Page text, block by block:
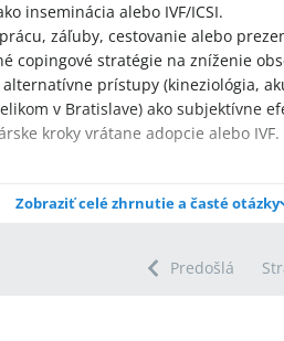
inseminácia alebo IVF/ICSI.
záľuby, cestovanie alebo
copingové stratégie na zníženie
prístupy (kineziológia,
v Bratislave) ako subjektívne
kroky vrátane adopcie alebo IVF.
nedarí otehotnieť?
základné vyšetrenia: hormonálny
na prolaktín ako prvé kroky pri
Zobraziť celé zhrnutie a časté otázky
Predošlá